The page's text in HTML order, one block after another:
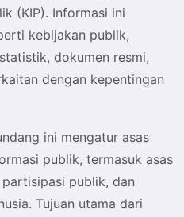
(KIP). Informasi ini
kebijakan publik,
dokumen resmi,
dengan kepentingan
ini mengatur asas
publik, termasuk asas
publik, dan
Tujuan utama dari